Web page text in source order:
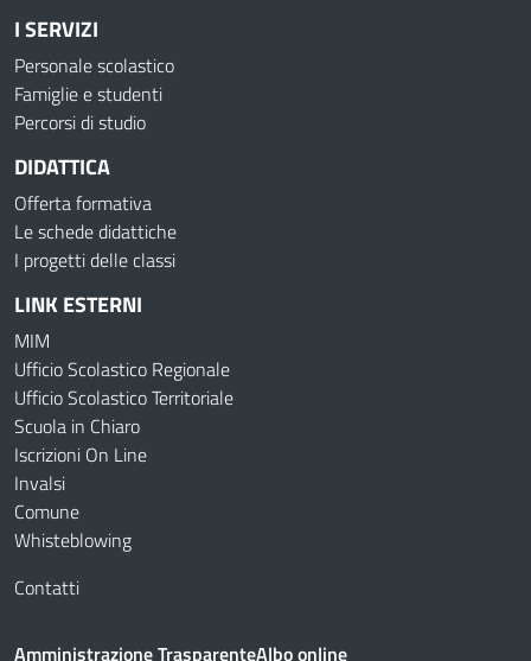
I SERVIZI
Personale scolastico
Famiglie e studenti
Percorsi di studio
DIDATTICA
Offerta formativa
Le schede didattiche
I progetti delle classi
LINK ESTERNI
MIM
Ufficio Scolastico Regionale
Ufficio Scolastico Territoriale
Scuola in Chiaro
Iscrizioni On Line
Invalsi
Comune
Whisteblowing
Contatti
Amministrazione TrasparenteAlbo online